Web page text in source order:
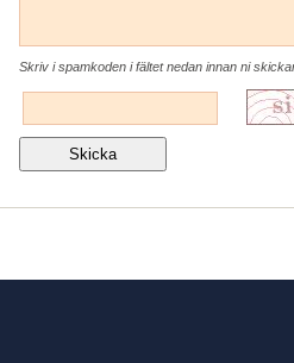
Skriv i spamkoden i fältet nedan innan ni